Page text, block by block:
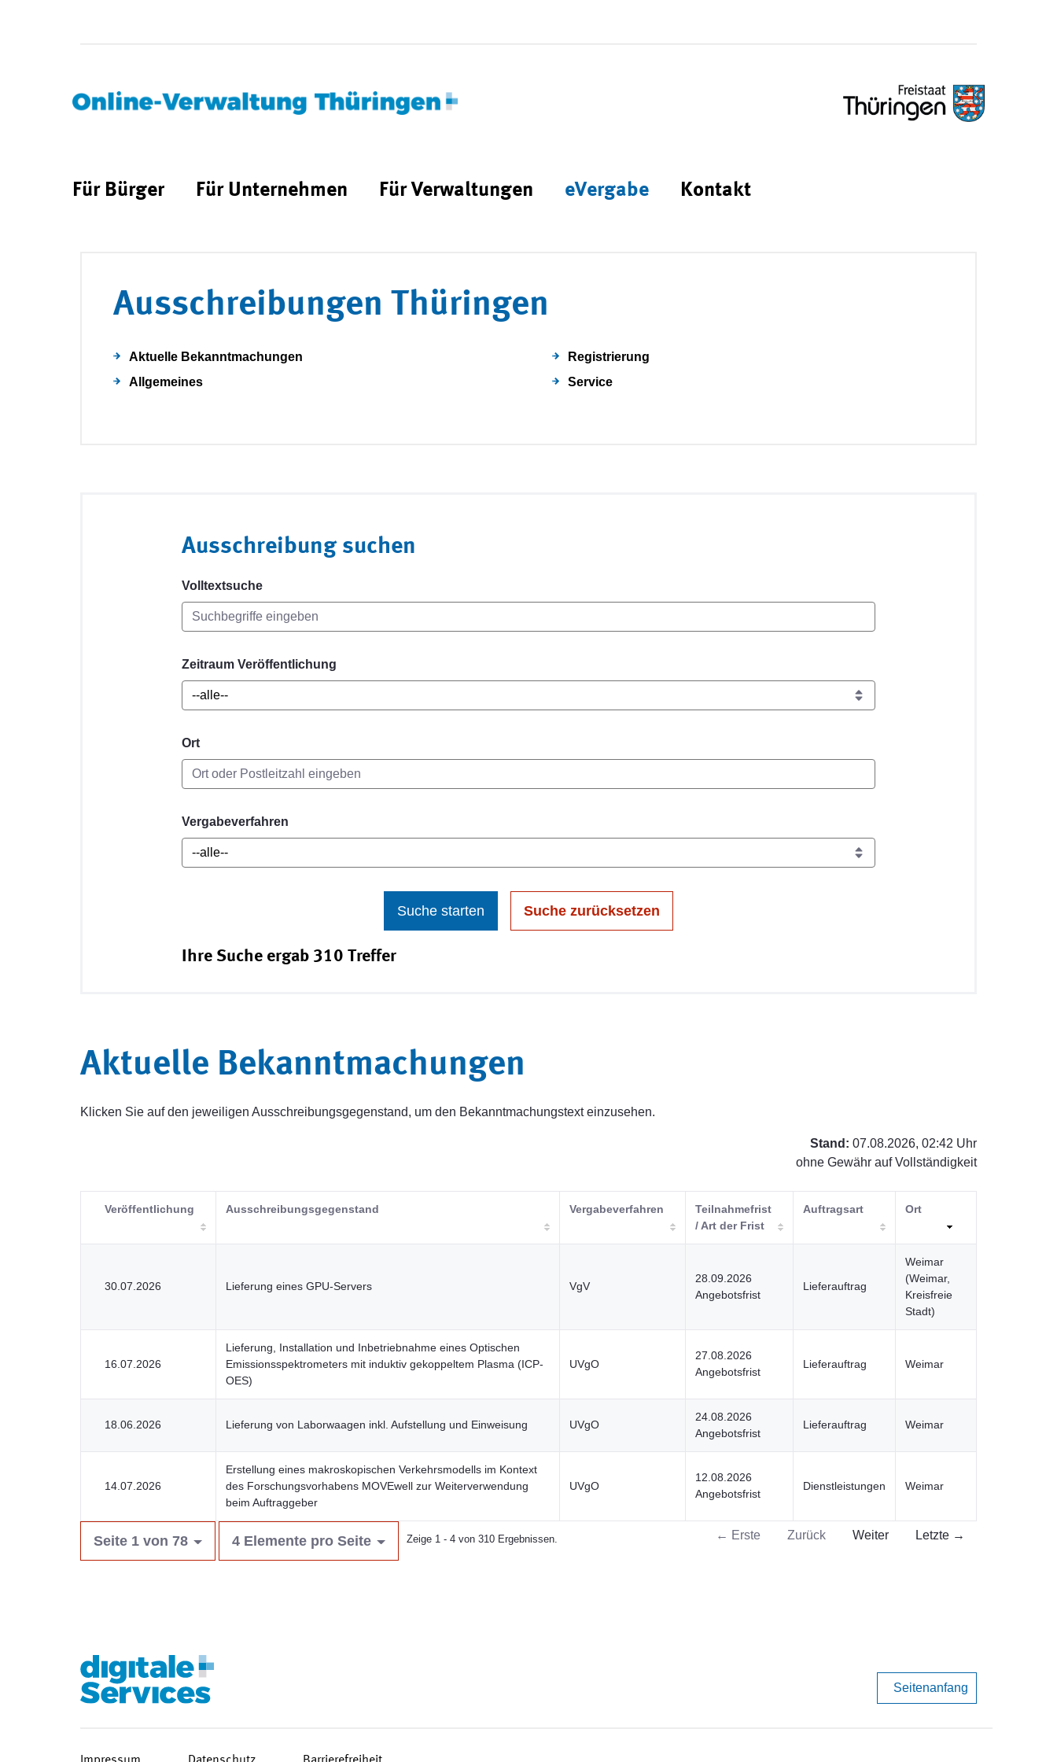
Für Bürger Für Unternehmen Für Verwaltungen eVergabe Kontakt
Ausschreibungen Thüringen
Aktuelle Bekanntmachungen
Allgemeines
Registrierung
Service
Ausschreibung suchen
Volltextsuche
Zeitraum Veröffentlichung
Ort
Vergabeverfahren
Suche starten Suche zurücksetzen
Ihre Suche ergab 310 Treffer
Aktuelle Bekanntmachungen
Klicken Sie auf den jeweiligen Ausschreibungsgegenstand, um den Bekanntmachungstext einzusehen.
Stand: 07.08.2026, 02:42 Uhr
ohne Gewähr auf Vollständigkeit
Veröffentlichung Ausschreibungsgegenstand Vergabeverfahren
Teilnahmefrist
/ Art der Frist
Auftragsart Ort
30.07.2026 Lieferung eines GPU-Servers VgV
28.09.2026
Angebotsfrist
Lieferauftrag
Weimar
(Weimar,
Kreisfreie
Stadt)
16.07.2026
Lieferung, Installation und Inbetriebnahme eines Optischen
Emissionsspektrometers mit induktiv gekoppeltem Plasma (ICP-
OES)
UVgO
27.08.2026
Angebotsfrist
Lieferauftrag Weimar
18.06.2026 Lieferung von Laborwaagen inkl. Aufstellung und Einweisung UVgO
24.08.2026
Angebotsfrist
Lieferauftrag Weimar
14.07.2026
Erstellung eines makroskopischen Verkehrsmodells im Kontext
des Forschungsvorhabens MOVEwell zur Weiterverwendung
beim Auftraggeber
UVgO
12.08.2026
Angebotsfrist
Dienstleistungen Weimar
Seite 1 von 78 4 Elemente pro Seite Zeige 1 - 4 von 310 Ergebnissen. ← Erste Zurück Weiter Letzte →
Seitenanfang